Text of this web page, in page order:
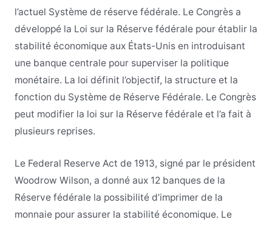
l’actuel Système de réserve fédérale. Le Congrès a
développé la Loi sur la Réserve fédérale pour établir la
stabilité économique aux États-Unis en introduisant
une banque centrale pour superviser la politique
monétaire. La loi définit l’objectif, la structure et la
fonction du Système de Réserve Fédérale. Le Congrès
peut modifier la loi sur la Réserve fédérale et l’a fait à
plusieurs reprises.
Le Federal Reserve Act de 1913, signé par le président
Woodrow Wilson, a donné aux 12 banques de la
Réserve fédérale la possibilité d’imprimer de la
monnaie pour assurer la stabilité économique. Le